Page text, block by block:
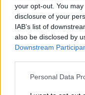
your opt-out. You
disclosure of your
IAB’s list of
also be disclosed by
Downstream
Personal Data
Σύγκρουση 2